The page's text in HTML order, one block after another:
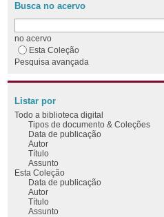
Busca no acervo
no acervo
Esta Coleção
Pesquisa avançada
Listar por
Todo a biblioteca digital
Tipos de documento & Coleções
Data de publicação
Autor
Título
Assunto
Esta Coleção
Data de publicação
Autor
Título
Assunto